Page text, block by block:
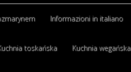
Informazioni in italiano
toskańska Kuchnia wegańska